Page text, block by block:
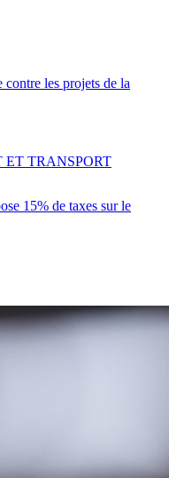
contre les projets de la
15% de taxes sur le
TRANSPORT